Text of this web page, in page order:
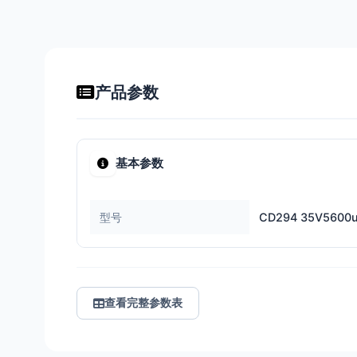
产品参数
基本参数
型号 CD294
查看完整参数表